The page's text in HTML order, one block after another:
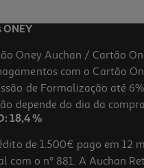
Oney Auchan / Cartão
com o Cartão
de Formalização até
depende do dia da
18,4 %
de 1.500€ pago em 12
com o nº 881. A Auchan